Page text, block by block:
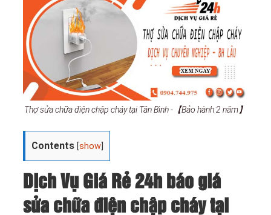
Thợ sửa chữa điện chập cháy tại Tân Bình -【Bảo hành 2 năm】
Contents [show
Dịch Vụ Giá Rẻ 24h báo giá
sửa chữa điện chập cháy tại